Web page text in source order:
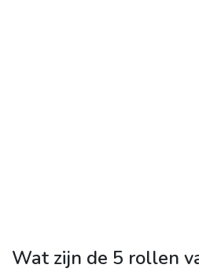
Wat zijn de 5 rollen